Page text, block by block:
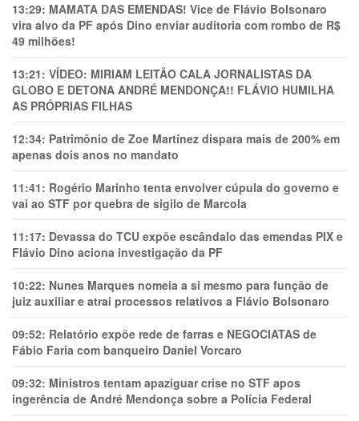
13:29: MAMATA DAS EMENDAS! Vice de Flávio Bolsonaro
vira alvo da PF após Dino enviar auditoria com rombo de R$
49 milhões!
13:21: VÍDEO: MIRIAM LEITÃO CALA JORNALISTAS DA
GLOBO E DETONA ANDRÉ MENDONÇA!! FLÁVIO HUMILHA
AS PRÓPRIAS FILHAS
12:34: Patrimônio de Zoe Martínez dispara mais de 200% em
apenas dois anos no mandato
11:41: Rogério Marinho tenta envolver cúpula do governo e
vai ao STF por quebra de sigilo de Marcola
11:17: Devassa do TCU expõe escândalo das emendas PIX e
Flávio Dino aciona investigação da PF
10:22: Nunes Marques nomeia a si mesmo para função de
juiz auxiliar e atrai processos relativos a Flávio Bolsonaro
09:52: Relatório expõe rede de farras e NEGOCIATAS de
Fábio Faria com banqueiro Daniel Vorcaro
09:32: Ministros tentam apaziguar crise no STF apos
ingerência de André Mendonça sobre a Polícia Federal